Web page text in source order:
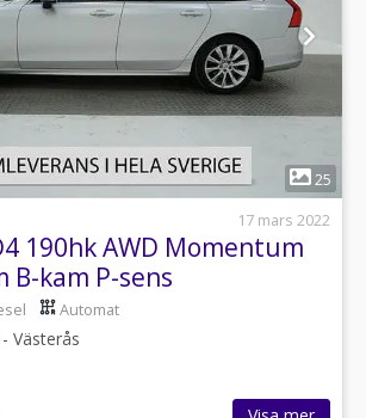
1
25
17 mars 2022
190hk AWD Momentum
B-kam P-sens
Automat
Västerås